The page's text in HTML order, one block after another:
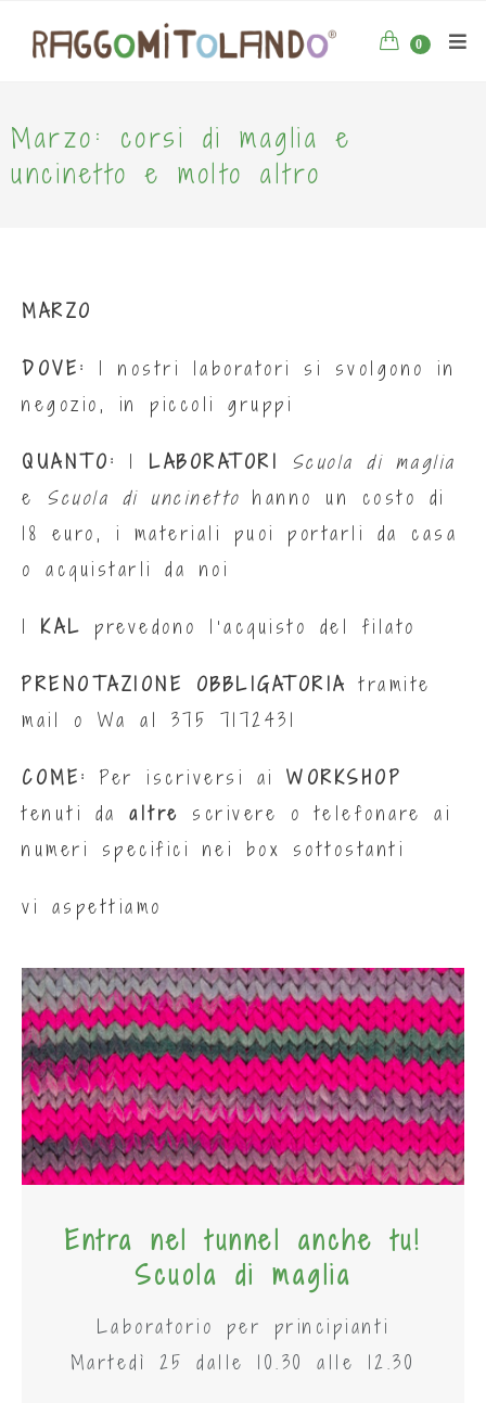
0
Marzo: corsi di maglia e
uncinetto e molto altro
MARZO
DOVE:
I nostri laboratori si svolgono in
negozio, in piccoli gruppi
QUANTO: I LABORATORI
Scuola di maglia
e
Scuola di uncinetto hanno un costo di
18 euro, i materiali puoi portarli da casa
o acquistarli da noi
I KAL prevedono l’acquisto del filato
PRENOTAZIONE OBBLIGATORIAtramite
mail o Wa al 375 7172431
COME: Per iscriversi ai WORKSHOP
tenuti da altre scrivere o telefonare ai
numeri specifici nei box sottostanti
vi aspettiamo
Entra nel tunnel anche tu!
Scuola di maglia
Laboratorio per principianti
Martedì 25 dalle 10.30 alle 12.30